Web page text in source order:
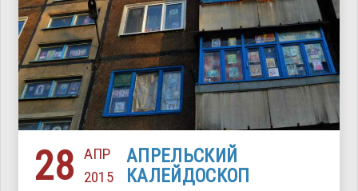
28 АПР
2015
АПРЕЛЬСКИЙ
КАЛЕЙДОСКОП